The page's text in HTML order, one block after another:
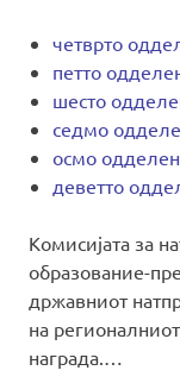
четврто
петто
шесто
седмо
осмо
деветто
Комисијата за
образование-
државниот
на
награда.…